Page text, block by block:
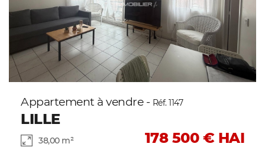
Appartement à vendre - Réf. 1147
LILLE
38,00 m² 178 500 € HAI